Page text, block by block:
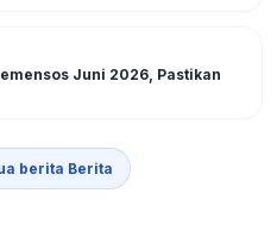
Juni 2026, Pastikan
berita Berita